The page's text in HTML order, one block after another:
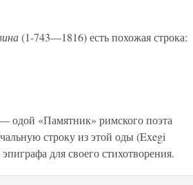
(1-743—1816) есть похожая строка:
одой «Памятник» римского поэта
строку из этой оды (Exegi
для своего стихотворения.